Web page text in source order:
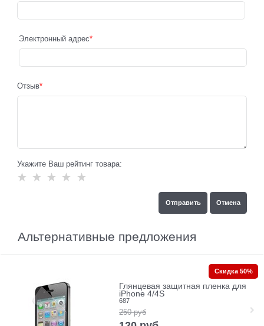
Электронный адрес
Отзыв
Укажите Ваш рейтинг товара:
Альтернативные предложения
Глянцевая защитная пленка для
iPhone 4/4S
687
250 руб
Скидка 50%